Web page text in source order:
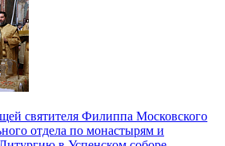
святителя Филиппа Московского
отдела по монастырям и